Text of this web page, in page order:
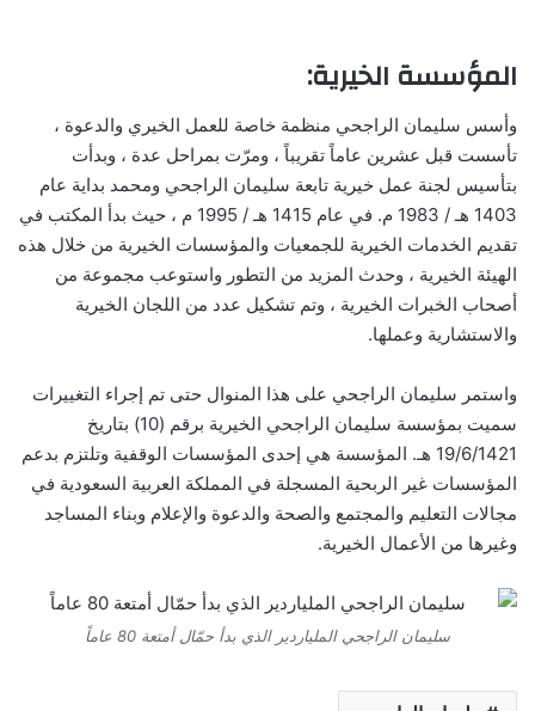
المؤسسة الخيرية:
وأسس سليمان الراجحي منظمة خاصة للعمل الخيري والدعوة ،
تأسست قبل عشرين عاماً تقريباً ، ومرّت بمراحل عدة ، وبدأت
بتأسيس لجنة عمل خيرية تابعة سليمان الراجحي ومحمد بداية عام
1403 هـ / 1983 م. في عام 1415 هـ / 1995 م ، حيث بدأ المكتب في
تقديم الخدمات الخيرية للجمعيات والمؤسسات الخيرية من خلال هذه
الهيئة الخيرية ، وحدث المزيد من التطور واستوعب مجموعة من
أصحاب الخبرات الخيرية ، وتم تشكيل عدد من اللجان الخيرية
والاستشارية وعملها.
واستمر سليمان الراجحي على هذا المنوال حتى تم إجراء التغييرات
سميت بمؤسسة سليمان الراجحي الخيرية برقم (10) بتاريخ
19/6/1421 هـ. المؤسسة هي إحدى المؤسسات الوقفية وتلتزم بدعم
المؤسسات غير الربحية المسجلة في المملكة العربية السعودية في
مجالات التعليم والمجتمع والصحة والدعوة والإعلام وبناء المساجد
وغيرها من الأعمال الخيرية.
سليمان الراجحي الملياردير الذي بدأ حمّال أمتعة 80 عاماً